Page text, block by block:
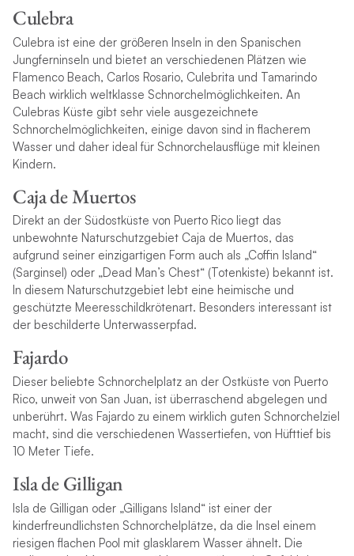
Culebra
Culebra ist eine der größeren Inseln in den Spanischen
Jungferninseln und bietet an verschiedenen Plätzen wie
Flamenco Beach, Carlos Rosario, Culebrita und Tamarindo
Beach wirklich weltklasse Schnorchelmöglichkeiten. An
Culebras Küste gibt sehr viele ausgezeichnete
Schnorchelmöglichkeiten, einige davon sind in flacherem
Wasser und daher ideal für Schnorchelausflüge mit kleinen
Kindern.
Caja de Muertos
Direkt an der Südostküste von Puerto Rico liegt das
unbewohnte Naturschutzgebiet Caja de Muertos, das
aufgrund seiner einzigartigen Form auch als „Coffin Island“
(Sarginsel) oder „Dead Man’s Chest“ (Totenkiste) bekannt ist.
In diesem Naturschutzgebiet lebt eine heimische und
geschützte Meeresschildkrötenart. Besonders interessant ist
der beschilderte Unterwasserpfad.
Fajardo
Dieser beliebte Schnorchelplatz an der Ostküste von Puerto
Rico, unweit von San Juan, ist überraschend abgelegen und
unberührt. Was Fajardo zu einem wirklich guten Schnorchelziel
macht, sind die verschiedenen Wassertiefen, von Hüfttief bis
10 Meter Tiefe.
Isla de Gilligan
Isla de Gilligan oder „Gilligans Island“ ist einer der
kinderfreundlichsten Schnorchelplätze, da die Insel einem
riesigen flachen Pool mit glasklarem Wasser ähnelt. Die